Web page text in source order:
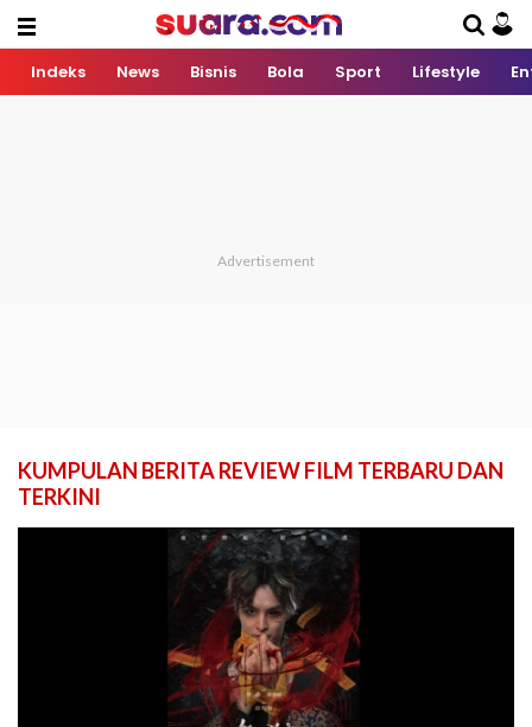
Indeks News Bisnis Bola Sport Lifestyle
KUMPULAN BERITA REVIEW FILM TERBARU DAN
TERKINI